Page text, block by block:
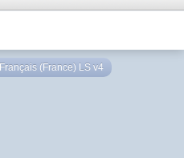
Français (France) LS v4